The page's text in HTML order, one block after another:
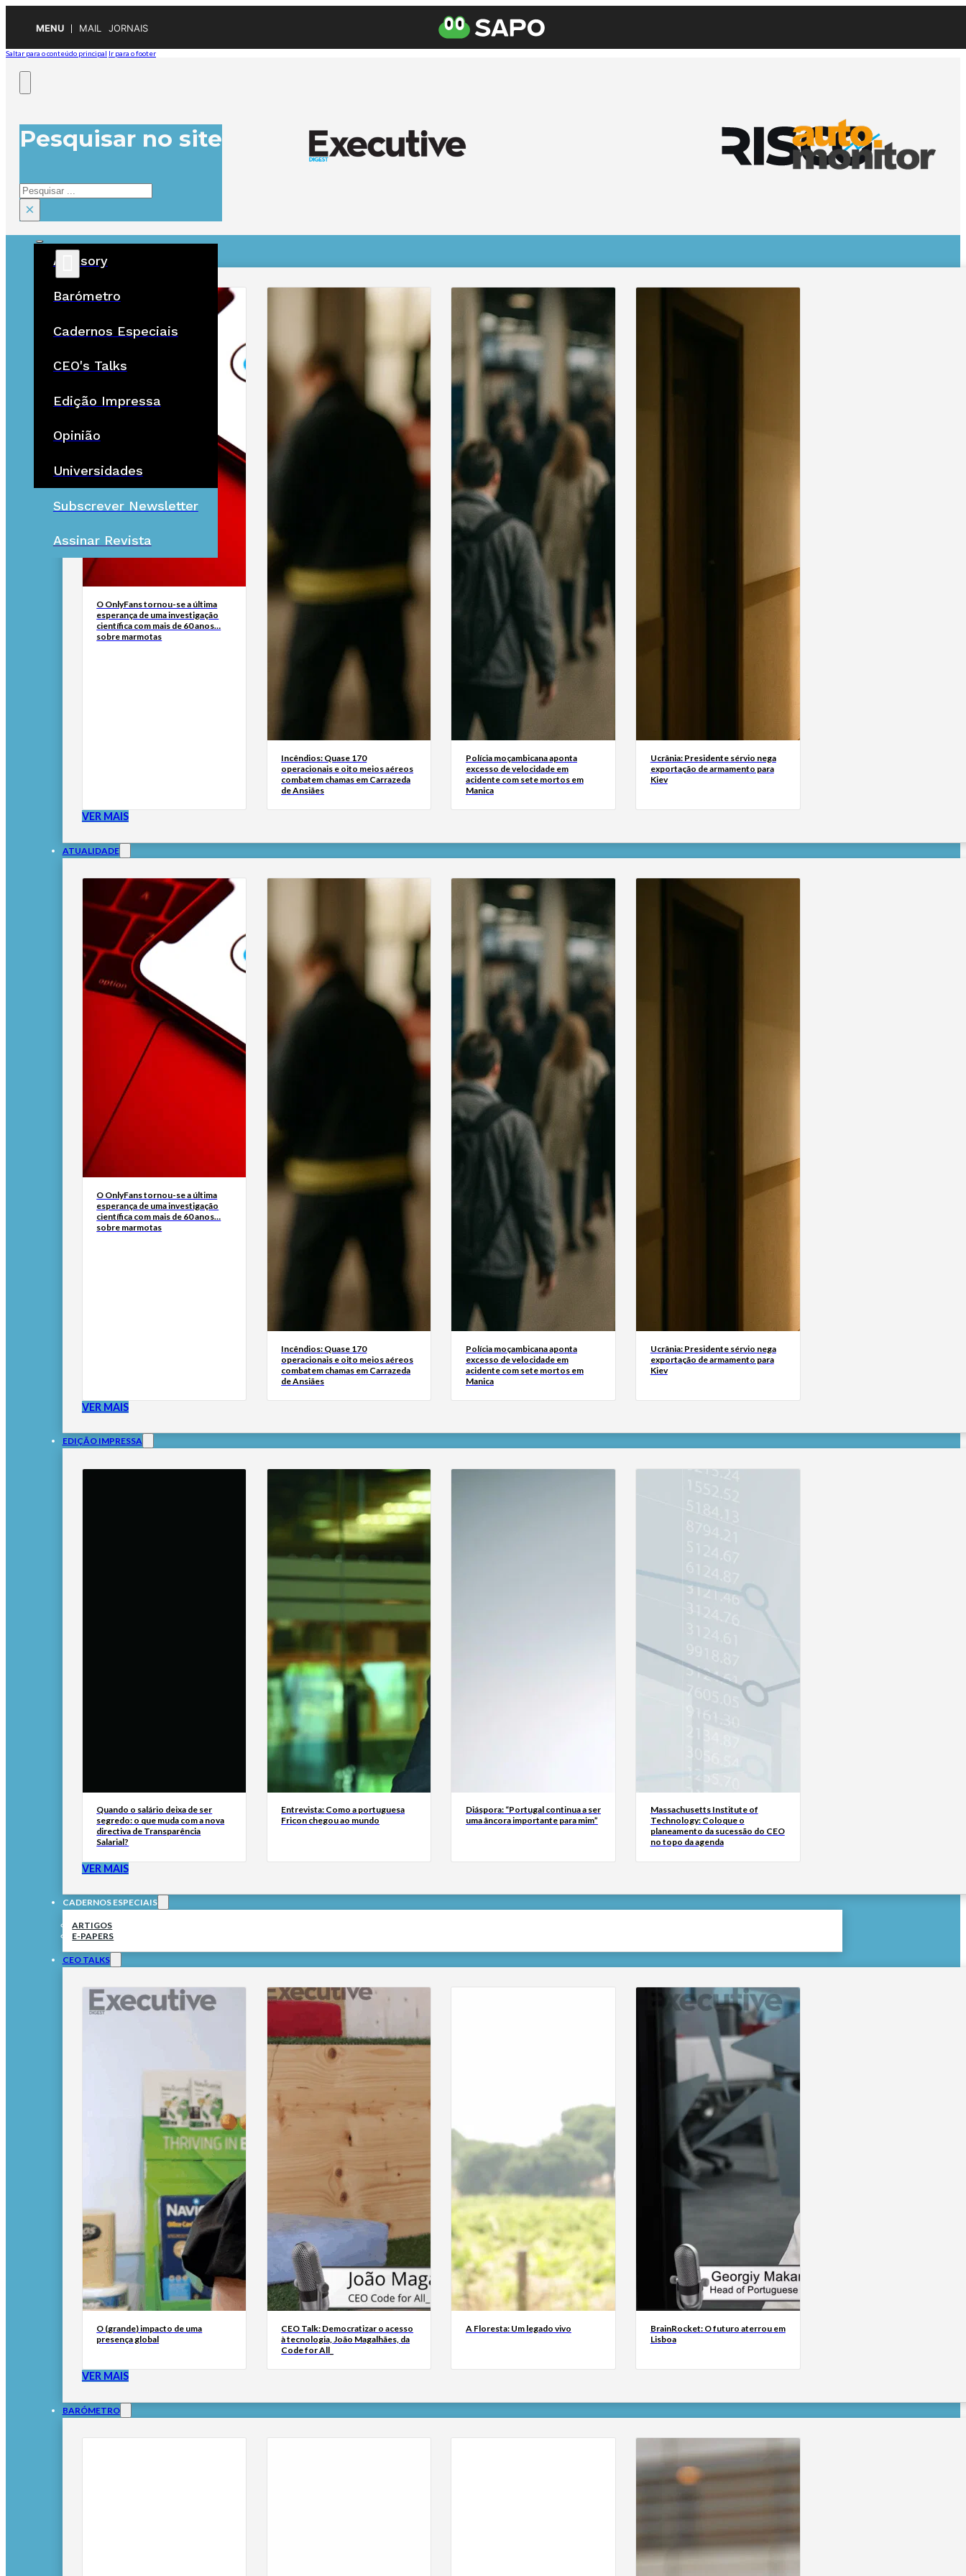
MENU MAIL JORNAIS
Saltar para o conteúdo principal Ir para o footer
Pesquisar no site
Pesquisar
×
Advisory
Barómetro
Cadernos Especiais
CEO's Talks
Edição Impressa
Opinião
Universidades
Subscrever Newsletter
Assinar Revista
ÚLTIMAS
O OnlyFans tornou-se a última
esperança de uma investigação
científica com mais de 60 anos…
sobre marmotas
Incêndios: Quase 170
operacionais e oito meios aéreos
combatem chamas em Carrazeda
de Ansiães
Polícia moçambicana aponta
excesso de velocidade em
acidente com sete mortos em
Manica
Ucrânia: Presidente sérvio nega
exportação de armamento para
Kiev
VER MAIS
ATUALIDADE
O OnlyFans tornou-se a última
esperança de uma investigação
científica com mais de 60 anos…
sobre marmotas
Incêndios: Quase 170
operacionais e oito meios aéreos
combatem chamas em Carrazeda
de Ansiães
Polícia moçambicana aponta
excesso de velocidade em
acidente com sete mortos em
Manica
Ucrânia: Presidente sérvio nega
exportação de armamento para
Kiev
VER MAIS
EDIÇÃO IMPRESSA
Quando o salário deixa de ser
segredo: o que muda com a nova
directiva de Transparência
Salarial?
Entrevista: Como a portuguesa
Fricon chegou ao mundo
Diáspora: “Portugal continua a ser
uma âncora importante para mim”
Massachusetts Institute of
Technology: Coloque o
planeamento da sucessão do CEO
no topo da agenda
VER MAIS
CADERNOS ESPECIAIS
ARTIGOS
E-PAPERS
CEO TALKS
O (grande) impacto de uma
presença global
CEO Talk: Democratizar o acesso
à tecnologia, João Magalhães, da
Code for All_
A Floresta: Um legado vivo
BrainRocket: O futuro aterrou em
Lisboa
VER MAIS
BARÓMETRO